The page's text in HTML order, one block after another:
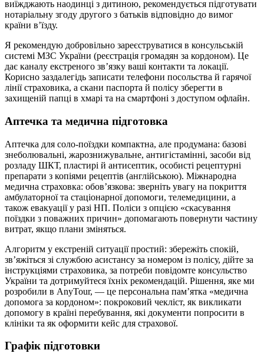
виїжджають наодинці з дитиною, рекомендується підготувати
нотаріальну згоду другого з батьків відповідно до вимог
країни в’їзду.
Я рекомендую добровільно зареєструватися в консульській
системі МЗС України (реєстрація громадян за кордоном). Це
дає каналу екстреного зв’язку ваші контакти та локації.
Корисно заздалегідь записати телефони посольства й гарячої
лінії страховика, а скани паспорта й полісу зберегти в
захищеній папці в хмарі та на смартфоні з доступом офлайн.
Аптечка та медична підготовка
Аптечка для соло‑поїздки компактна, але продумана: базові
знеболювальні, жарознижувальне, антигістамінні, засоби від
розладу ШКТ, пластирі й антисептик, особисті рецептурні
препарати з копіями рецептів (англійською). Міжнародна
медична страховка: обов’язкова: зверніть увагу на покриття
амбулаторної та стаціонарної допомоги, телемедицини, а
також евакуації у разі НП. Поліси з опцією «скасування
поїздки з поважних причин» допомагають повернути частину
витрат, якщо плани зміняться.
Алгоритм у екстреній ситуації простий: збережіть спокій,
зв’яжіться зі службою асистансу за номером із полісу, дійте за
інструкціями страховика, за потреби повідомте консульство
України та дотримуйтеся їхніх рекомендацій. Рішення, яке ми
розробили в AnyTour, — це персональна пам’ятка «медична
допомога за кордоном»: покроковий чекліст, як викликати
допомогу в країні перебування, які документи попросити в
клініки та як оформити кейс для страхової.
Графік підготовки